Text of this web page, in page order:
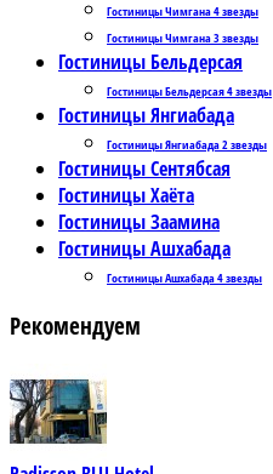
Гостиницы Чимгана 4 звезды
Гостиницы Чимгана 3 звезды
Гостиницы Бельдерсая
Гостиницы Бельдерсая 4 звезды
Гостиницы Янгиабада
Гостиницы Янгиабада 2 звезды
Гостиницы Сентябсая
Гостиницы Хаёта
Гостиницы Заамина
Гостиницы Ашхабада
Гостиницы Ашхабада 4 звезды
Рекомендуем